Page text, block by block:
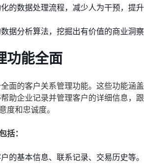
的数据处理流程，减少人为干预，提升
据分析算法，挖掘出有价值的商业洞察
功能全面
面的客户关系管理功能。这些功能涵
助企业记录并管理客户的详细信息，
度和忠诚度。
括：
的基本信息、联系记录、交易历史等。